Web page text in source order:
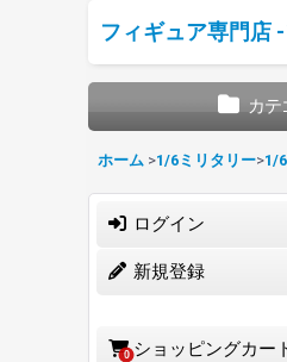
フィギュア専門店
カテ
ホーム >1/6ミリタリー>1/
ログイン
新規登録
0 ショッピングカー